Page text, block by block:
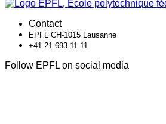
Contact
EPFL CH-1015 Lausanne
+41 21 693 11 11
Follow EPFL on social media